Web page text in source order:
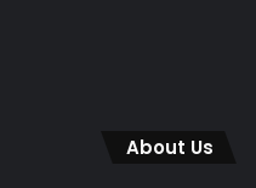
About Us